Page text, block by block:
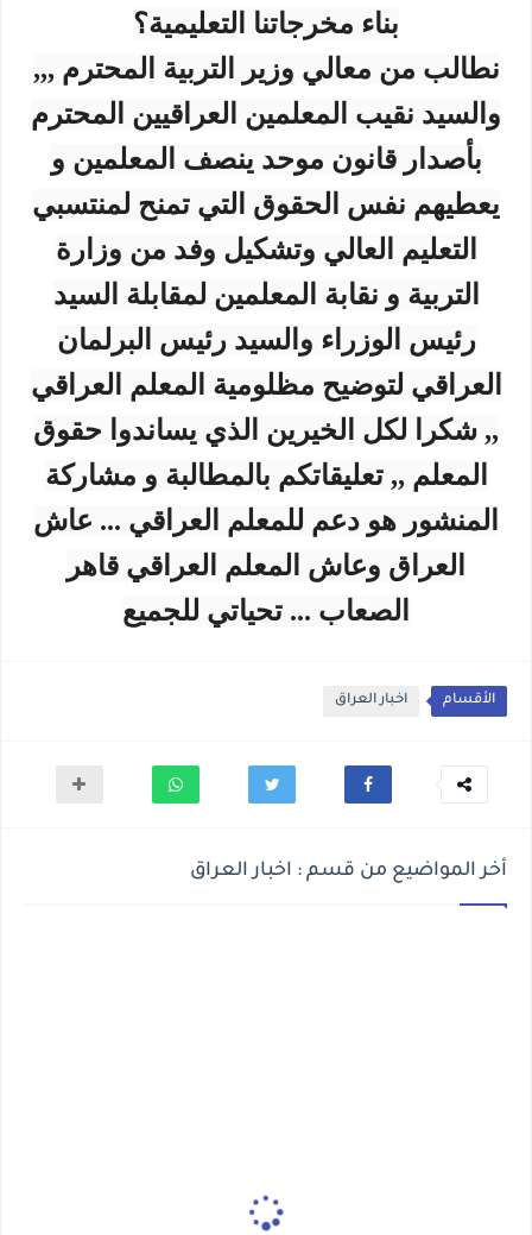
بناء مخرجاتنا التعليمية؟
نطالب من معالي وزير التربية المحترم ,,,
والسيد نقيب المعلمين العراقيين المحترم
بأصدار قانون موحد ينصف المعلمين و
يعطيهم نفس الحقوق التي تمنح لمنتسبي
التعليم العالي وتشكيل وفد من وزارة
التربية و نقابة المعلمين لمقابلة السيد
رئيس الوزراء والسيد رئيس البرلمان
العراقي لتوضيح مظلومية المعلم العراقي
,, شكرا لكل الخيرين الذي يساندوا حقوق
المعلم ,, تعليقاتكم بالمطالبة و مشاركة
المنشور هو دعم للمعلم العراقي ... عاش
العراق وعاش المعلم العراقي قاهر
الصعاب ... تحياتي للجميع
الأقسام اخبار العراق
أخر المواضيع من قسم : اخبار العراق